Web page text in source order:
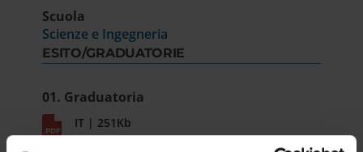
Scuola
Scienze e Ingegneria
ESITO/GRADUATORIE
01. Graduatoria
IT | 251Kb